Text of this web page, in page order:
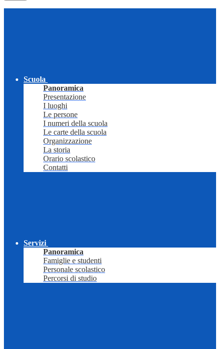
Scuola
Panoramica
Presentazione
I luoghi
Le persone
I numeri della scuola
Le carte della scuola
Organizzazione
La storia
Orario scolastico
Contatti
Servizi
Panoramica
Famiglie e studenti
Personale scolastico
Percorsi di studio